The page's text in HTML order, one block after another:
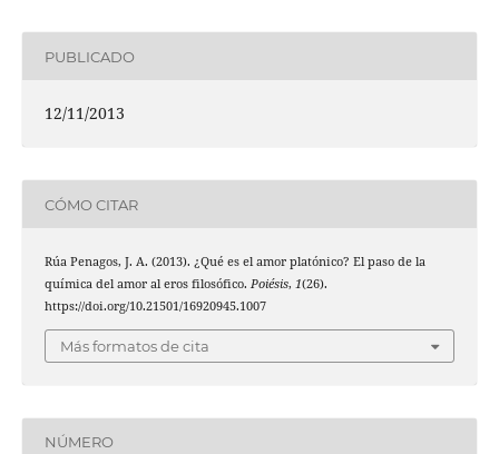
PUBLICADO
12/11/2013
CÓMO CITAR
Rúa Penagos, J. A. (2013). ¿Qué es el amor platónico? El paso de la
química del amor al eros filosófico. Poiésis, 1(26).
https://doi.org/10.21501/16920945.1007
Más formatos de cita
NÚMERO